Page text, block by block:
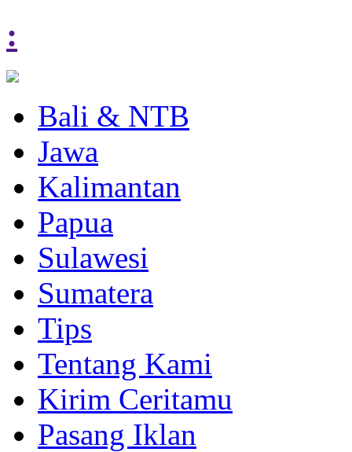
:
Bali & NTB
Jawa
Kalimantan
Papua
Sulawesi
Sumatera
Tips
Tentang Kami
Kirim Ceritamu
Pasang Iklan